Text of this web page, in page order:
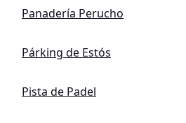
Panadería Perucho
Párking de Estós
Pista de Padel